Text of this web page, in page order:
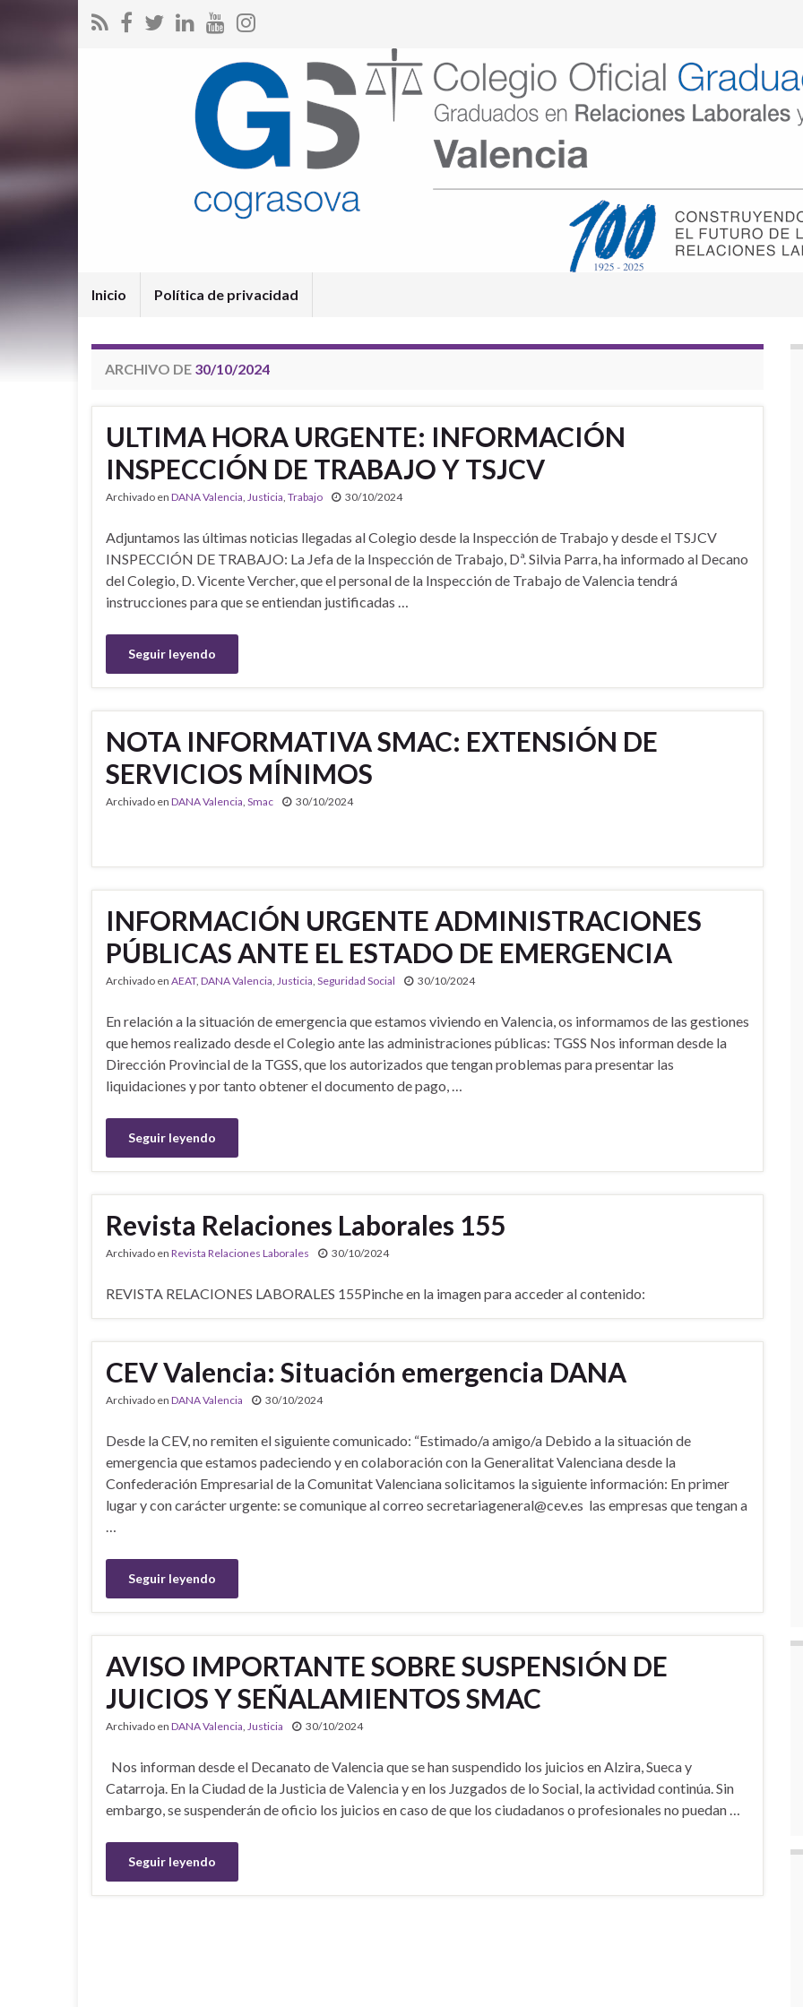
Inicio Política de privacidad
ARCHIVO DE 30/10/2024
ULTIMA HORA URGENTE: INFORMACIÓN
INSPECCIÓN DE TRABAJO Y TSJCV
Archivado en DANA Valencia, Justicia, Trabajo 30/10/2024
Adjuntamos las últimas noticias llegadas al Colegio desde la Inspección de Trabajo y desde el TSJCV
INSPECCIÓN DE TRABAJO: La Jefa de la Inspección de Trabajo, Dª. Silvia Parra, ha informado al Decano
del Colegio, D. Vicente Vercher, que el personal de la Inspección de Trabajo de Valencia tendrá
instrucciones para que se entiendan justificadas …
Seguir leyendo
NOTA INFORMATIVA SMAC: EXTENSIÓN DE
SERVICIOS MÍNIMOS
Archivado en DANA Valencia, Smac 30/10/2024
INFORMACIÓN URGENTE ADMINISTRACIONES
PÚBLICAS ANTE EL ESTADO DE EMERGENCIA
Archivado en AEAT, DANA Valencia, Justicia, Seguridad Social 30/10/2024
En relación a la situación de emergencia que estamos viviendo en Valencia, os informamos de las gestiones
que hemos realizado desde el Colegio ante las administraciones públicas: TGSS Nos informan desde la
Dirección Provincial de la TGSS, que los autorizados que tengan problemas para presentar las
liquidaciones y por tanto obtener el documento de pago, …
Seguir leyendo
Revista Relaciones Laborales 155
Archivado en Revista Relaciones Laborales 30/10/2024
REVISTA RELACIONES LABORALES 155Pinche en la imagen para acceder al contenido:
CEV Valencia: Situación emergencia DANA
Archivado en DANA Valencia 30/10/2024
Desde la CEV, no remiten el siguiente comunicado: “Estimado/a amigo/a Debido a la situación de
emergencia que estamos padeciendo y en colaboración con la Generalitat Valenciana desde la
Confederación Empresarial de la Comunitat Valenciana solicitamos la siguiente información: En primer
lugar y con carácter urgente: se comunique al correo secretariageneral@cev.es las empresas que tengan a
…
Seguir leyendo
AVISO IMPORTANTE SOBRE SUSPENSIÓN DE
JUICIOS Y SEÑALAMIENTOS SMAC
Archivado en DANA Valencia, Justicia 30/10/2024
Nos informan desde el Decanato de Valencia que se han suspendido los juicios en Alzira, Sueca y
Catarroja. En la Ciudad de la Justicia de Valencia y en los Juzgados de lo Social, la actividad continúa. Sin
embargo, se suspenderán de oficio los juicios en caso de que los ciudadanos o profesionales no puedan …
Seguir leyendo